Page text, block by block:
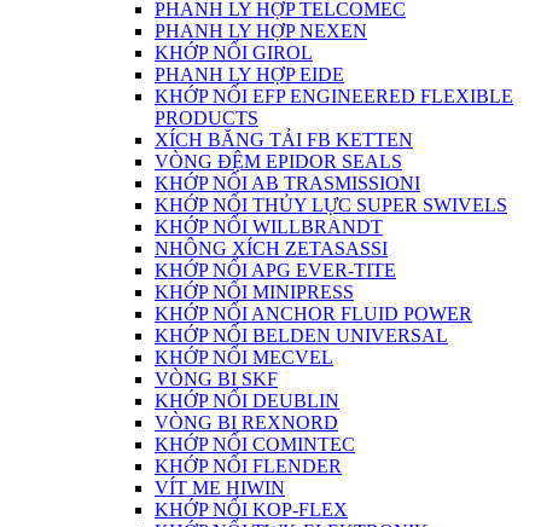
PHANH LY HỢP TELCOMEC
PHANH LY HỢP NEXEN
KHỚP NỐI GIROL
PHANH LY HỢP EIDE
KHỚP NỐI EFP ENGINEERED FLEXIBLE
PRODUCTS
XÍCH BĂNG TẢI FB KETTEN
VÒNG ĐỆM EPIDOR SEALS
KHỚP NỐI AB TRASMISSIONI
KHỚP NỐI THỦY LỰC SUPER SWIVELS
KHỚP NỐI WILLBRANDT
NHÔNG XÍCH ZETASASSI
KHỚP NỐI APG EVER-TITE
KHỚP NỐI MINIPRESS
KHỚP NỐI ANCHOR FLUID POWER
KHỚP NỐI BELDEN UNIVERSAL
KHỚP NỐI MECVEL
VÒNG BI SKF
KHỚP NỐI DEUBLIN
VÒNG BI REXNORD
KHỚP NỐI COMINTEC
KHỚP NỐI FLENDER
VÍT ME HIWIN
KHỚP NỐI KOP-FLEX